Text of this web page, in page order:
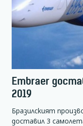
Embraer
2019
Бразилският
доставил 3